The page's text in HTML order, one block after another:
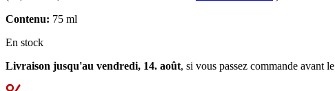
Contenu: 75 ml
En stock
Livraison jusqu'au vendredi, 14. août, si vous passez commande avant le